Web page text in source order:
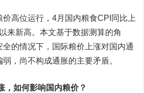
高位运行，4月国内粮食CPI同比上
来新高。本文基于数据测算的角
全的情况下，国际粮价上涨对国内通
，尚不构成通胀的主要矛盾。
，如何影响国内粮价？